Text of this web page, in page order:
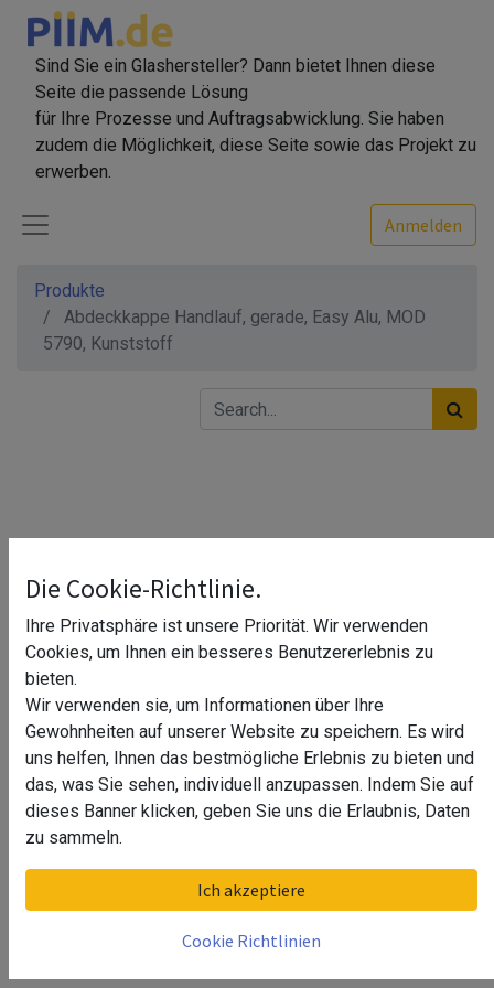
Sind Sie ein Glashersteller? Dann bietet Ihnen diese
Seite die passende Lösung
für Ihre Prozesse und Auftragsabwicklung. Sie haben
zudem die Möglichkeit, diese Seite sowie das Projekt zu
erwerben.
Anmelden
Produkte
Abdeckkappe Handlauf, gerade, Easy Alu, MOD
5790, Kunststoff
Abdeckkappe Handlauf, gerade,
Easy Alu, MOD 5790, Kunststoff
Die Cookie-Richtlinie.
Ihre Privatsphäre ist unsere Priorität. Wir verwenden
Cookies, um Ihnen ein besseres Benutzererlebnis zu
bieten.
Wir verwenden sie, um Informationen über Ihre
Gewohnheiten auf unserer Website zu speichern. Es wird
uns helfen, Ihnen das bestmögliche Erlebnis zu bieten und
das, was Sie sehen, individuell anzupassen. Indem Sie auf
dieses Banner klicken, geben Sie uns die Erlaubnis, Daten
zu sammeln.
Ich akzeptiere
Cookie Richtlinien